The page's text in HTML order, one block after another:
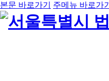
본문 바로가기 주메뉴 바로가기